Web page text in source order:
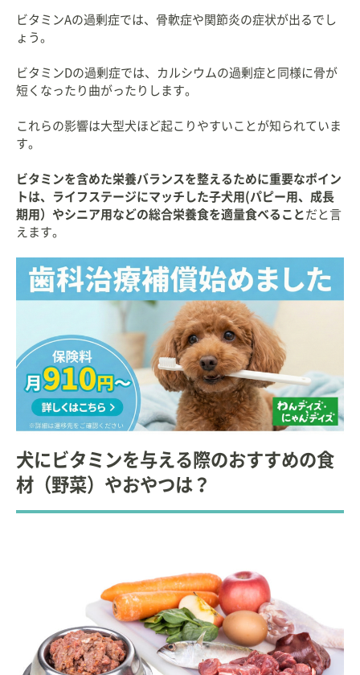
ビタミンAの過剰症では、骨軟症や関節炎の症状が出るでし
ょう。
ビタミンDの過剰症では、カルシウムの過剰症と同様に骨が
短くなったり曲がったりします。
これらの影響は大型犬ほど起こりやすいことが知られていま
す。
ビタミンを含めた栄養バランスを整えるために重要なポイン
トは、ライフステージにマッチした子犬用(パピー用、成長
期用）やシニア用などの総合栄養食を適量食べること だと言
えます。
犬にビタミンを与える際のおすすめの食
材（野菜）やおやつは？